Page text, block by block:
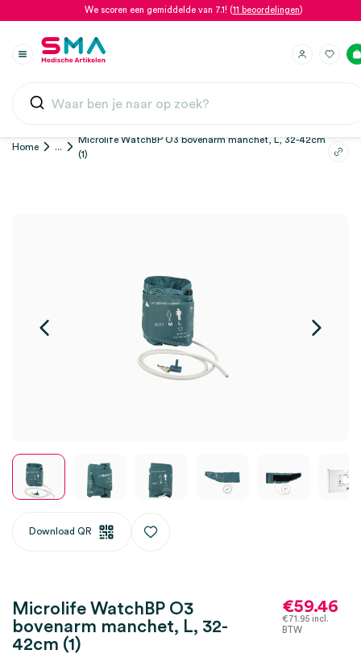
We scoren een gemiddelde van 7.1! (11 beoordelingen)
Home ...
Microlife WatchBP O3 bovenarm manchet, L, 32-42cm
(1)
Download QR
Microlife WatchBP O3
bovenarm manchet, L, 32-
42cm (1)
€59.46
€71.95incl.
BTW